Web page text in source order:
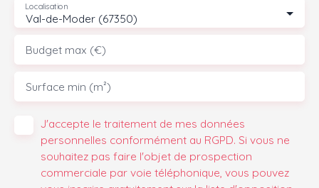
Val-de-Moder (67350)
Localisation
Budget max (€)
Surface min (m²)
J'accepte le traitement de mes données
personnelles conformément au RGPD. Si vous ne
souhaitez pas faire l'objet de prospection
commerciale par voie téléphonique, vous pouvez